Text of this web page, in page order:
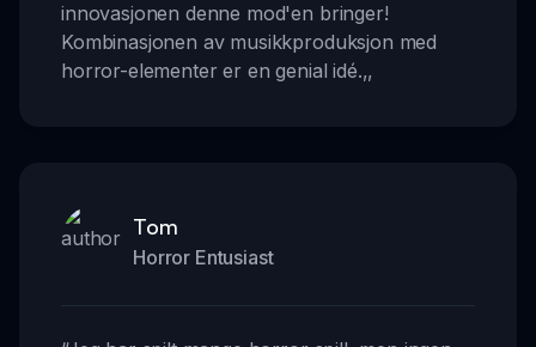
innovasjonen denne mod'en bringer!
Kombinasjonen av musikkproduksjon med
horror-elementer er en genial idé.,,
Tom
Horror Entusiast